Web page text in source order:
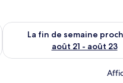
août 14 - août 16
La fin de semaine
août 21 - août 23
Vérifier la disponibilité